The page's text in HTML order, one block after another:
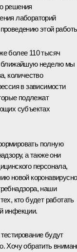
решения
лабораторий
этой
более 110 тысяч
ближайшую неделю мы
количество
в зависимости
подлежат
субъектах
полную
а также они
персонала,
новой
наши
кто будет работать
инфекции.
будут
Хочу обратить